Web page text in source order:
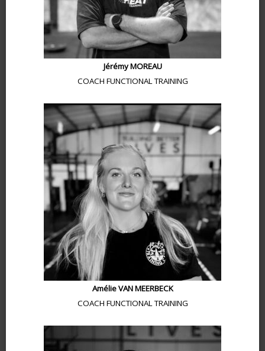
Jérémy MOREAU
COACH FUNCTIONAL TRAINING
Amélie VAN MEERBECK
COACH FUNCTIONAL TRAINING